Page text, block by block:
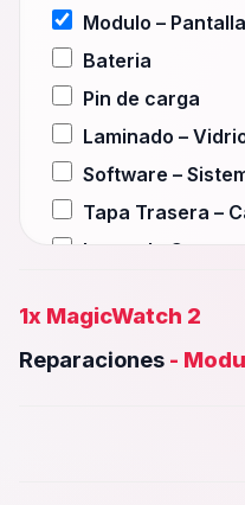
Modulo – Pantalla
Bateria
Pin de carga
Laminado –
Software –
Tapa Trasera –
Lente de Camara
Wifi – Señal –
Camara Trasera
1x MagicWatch 2
Reparaciones -